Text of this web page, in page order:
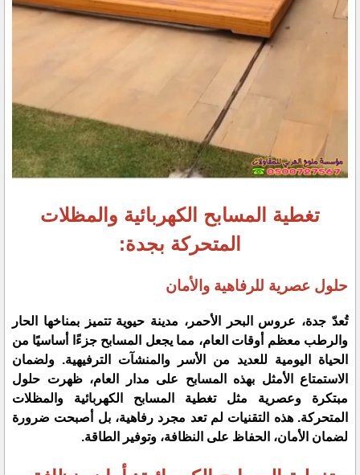
تغطية المسابح الكهربائية والمظلات
المتحركة بجدة:
حلول عصرية للرفاهية والأمان
​تُعدّ جدة، عروس البحر الأحمر، مدينة حيوية تتميز بمناخها الحار
والرطب معظم أوقات العام، مما يجعل المسابح جزءًا أساسيًا من
الحياة اليومية للعديد من الأسر والمنشآت الترفيهية. ولضمان
الاستمتاع الأمثل بهذه المسابح على مدار العام، ظهرت حلول
مبتكرة وعصرية مثل تغطية المسابح الكهربائية والمظلات
المتحركة. هذه التقنيات لم تعد مجرد رفاهية، بل أصبحت ضرورة
لضمان الأمان، الحفاظ على النظافة، وتوفير الطاقة.